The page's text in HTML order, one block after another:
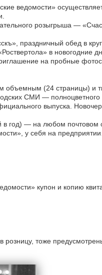
ведомости»
розыгрыша —
праздничный обед в
в новогодние
на пробные
объемным (24 страницы) и
СМИ — полноцветного
выпуска.
год) — на любом почтовом
у себя на
купон и копию
розницу, тоже